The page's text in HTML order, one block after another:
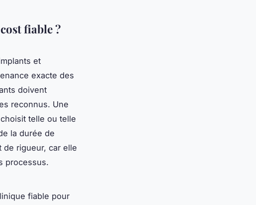
fiable ?
et
exacte des
doivent
reconnus. Une
telle ou telle
la durée de
rigueur, car elle
processus.
fiable pour